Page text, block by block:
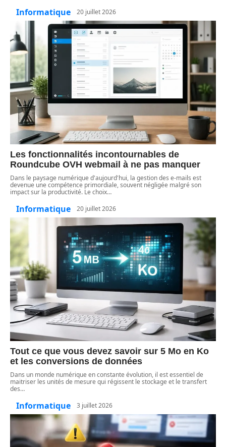
Informatique 20 juillet 2026
Les fonctionnalités incontournables de
Roundcube OVH webmail à ne pas manquer
Dans le paysage numérique d'aujourd'hui, la gestion des e-mails est
devenue une compétence primordiale, souvent négligée malgré son
impact sur la productivité. Le choix…
Informatique 20 juillet 2026
Tout ce que vous devez savoir sur 5 Mo en Ko
et les conversions de données
Dans un monde numérique en constante évolution, il est essentiel de
maitriser les unités de mesure qui régissent le stockage et le transfert
des…
Informatique 3 juillet 2026